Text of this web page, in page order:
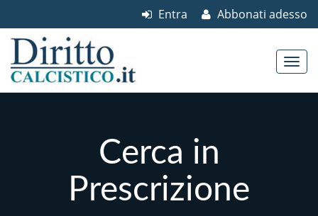
Abbonati adesso
Entra
Cerca in
Prescrizione